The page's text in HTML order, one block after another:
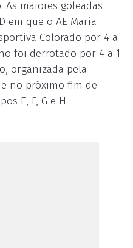
maiores goleadas
em que o AE Maria
Colorado por 4 a
foi derrotado por 4 a 1
organizada pela
no próximo fim de
E, F, G e H.